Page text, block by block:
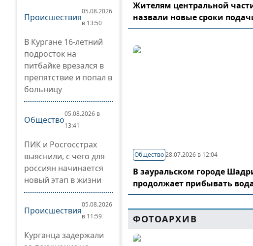
Происшествия
05.08.2026
в 13:50
В Кургане 16-летний
подросток на
питбайке врезался в
препятствие и попал в
больницу
Общество
05.08.2026 в
13:41
ПИК и Росгосстрах
выяснили, с чего для
россиян начинается
новый этап в жизни
Происшествия
05.08.2026
в 11:59
Курганца задержали
Жителям центральной
назвали новые сроки
Общество28.07.2026 в 12:04
В зауральском городе
продолжает прибывать
ФОТОАРХИВ